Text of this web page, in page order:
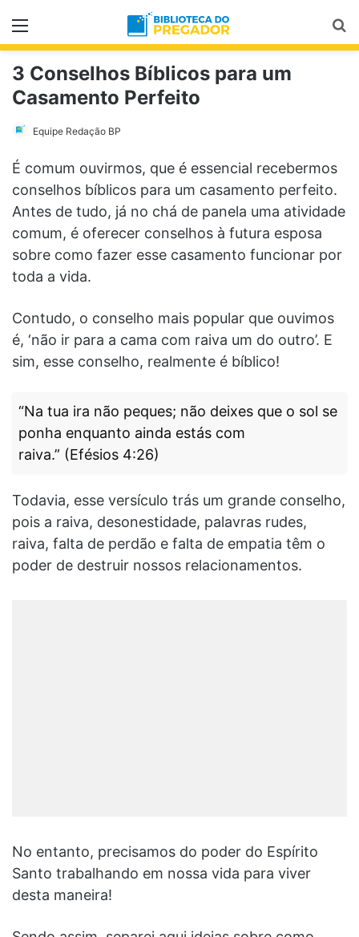
Menu
3 Conselhos Bíblicos para um
Casamento Perfeito
Equipe Redação BP
É comum ouvirmos, que é essencial recebermos
conselhos bíblicos para um casamento perfeito.
Antes de tudo, já no chá de panela uma atividade
comum, é oferecer conselhos à futura esposa
sobre como fazer esse casamento funcionar por
toda a vida.
Contudo, o conselho mais popular que ouvimos
é, ‘não ir para a cama com raiva um do outro’. E
sim, esse conselho, realmente é bíblico!
“Na tua ira não peques; não deixes que o sol se
ponha enquanto ainda estás com
raiva.” (Efésios 4:26)
Todavia, esse versículo trás um grande conselho,
pois a raiva, desonestidade, palavras rudes,
raiva, falta de perdão e falta de empatia têm o
poder de destruir nossos relacionamentos.
No entanto, precisamos do poder do Espírito
Santo trabalhando em nossa vida para viver
desta maneira!